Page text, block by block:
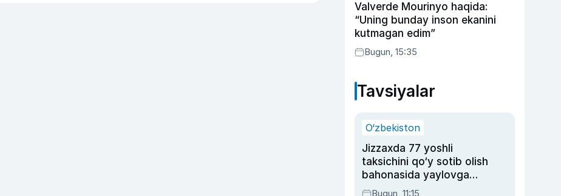
Valverde Mourinyo haqida:
“Uning bunday inson ekanini
kutmagan edim”
Bugun, 15:35
Tavsiyalar
O‘zbekiston
Jizzaxda 77 yoshli
taksichini qo‘y sotib olish
bahonasida yaylovga
olib borib o‘ldirgan yigit
Bugun, 11:15